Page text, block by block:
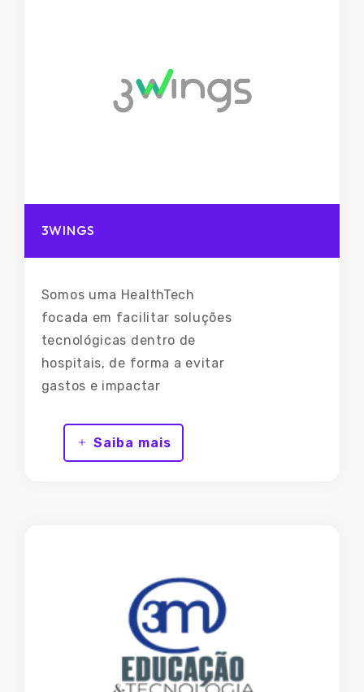
3WINGS
Somos uma HealthTech
focada em facilitar soluções
tecnológicas dentro de
hospitais, de forma a evitar
gastos e impactar
do paciente e dos
produtos são o Fibbo e o
Concierge Digital. O Fibbo é
um gestor digital para
monitoramento de pessoas e
automação de processos em
Saiba mais